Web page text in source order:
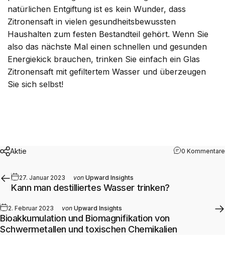
natürlichen Entgiftung ist es kein Wunder, dass
Zitronensaft in vielen gesundheitsbewussten
Haushalten zum festen Bestandteil gehört. Wenn Sie
also das nächste Mal einen schnellen und gesunden
Energiekick brauchen, trinken Sie einfach ein Glas
Zitronensaft mit gefiltertem Wasser und überzeugen
Sie sich selbst!
Aktie 0 Kommentare
27. Januar 2023 von Upward Insights
Kann man destilliertes Wasser trinken?
2. Februar 2023 von Upward Insights
Bioakkumulation und Biomagnifikation von
Schwermetallen und toxischen Chemikalien